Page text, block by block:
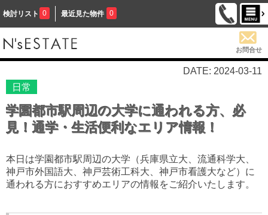
検討リスト 0 最近見た物件 0
お問合せ
DATE: 2024-03-11
日常
学園都市駅周辺の大学に通われる方、必
見！通学・生活便利なエリア情報！
本日は学園都市駅周辺の大学（兵庫県立大、流通科学大、
神戸市外国語大、神戸芸術工科大、神戸市看護大など）に
通われる方におすすめエリアの情報をご紹介いたします。